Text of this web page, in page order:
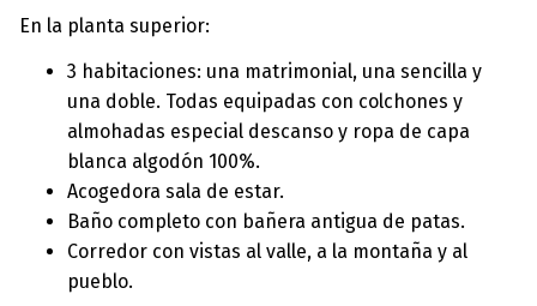
En la planta superior:
3 habitaciones: una matrimonial, una sencilla y
una doble. Todas equipadas con colchones y
almohadas especial descanso y ropa de capa
blanca algodón 100%.
Acogedora sala de estar.
Baño completo con bañera antigua de patas.
Corredor con vistas al valle, a la montaña y al
pueblo.